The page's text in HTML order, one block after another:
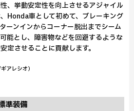
、挙動安定性を向上させるアジャイル
Honda車として初めて、ブレーキング
ーンインからコーナー脱出までシーム
能とし、障害物などを回避するような
定させることに貢献します。
アレシオ）
準装備